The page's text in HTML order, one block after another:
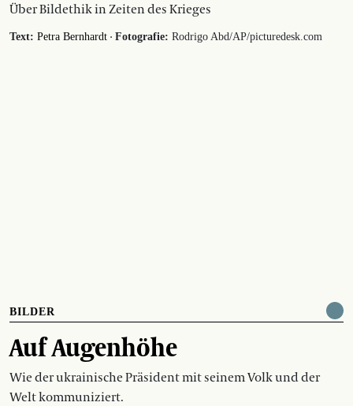
Über Bildethik in Zeiten des Krieges
Text: Petra Bernhardt · Fotografie: Rodrigo Abd/AP/picturedesk.com
BILDER
Auf Augenhöhe
Wie der ukrainische Präsident mit seinem Volk und der
Welt kommuniziert.